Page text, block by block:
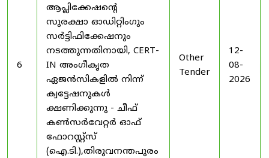
6
ആപ്ലിക്കേഷന്റെ
സുരക്ഷാ ഓഡിറ്റിംഗും
സർട്ടിഫിക്കേഷനും
നടത്തുന്നതിനായി, CERT-
IN അംഗീകൃത
ഏജൻസികളിൽ നിന്ന്
ക്വട്ടേഷനുകൾ
ക്ഷണിക്കുന്നു - ചീഫ്
കൺസർവേറ്റർ ഓഫ്
ഫോറസ്റ്റ്സ്
(ഐ.ടി.),തിരുവനന്തപുരം
Other
Tender
12-
08-
2026